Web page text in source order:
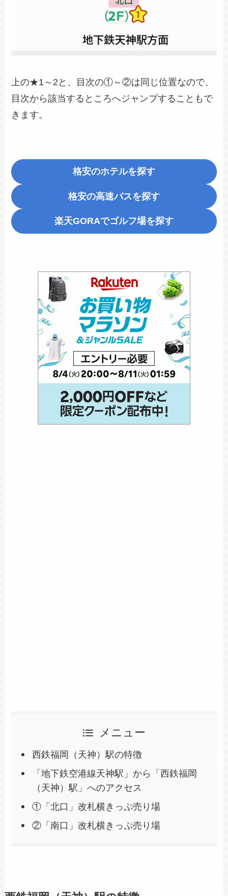
上の★1～2と、目次の①～②は同じ位置なので、
目次から該当するところへジャンプすることもで
きます。
格安のホテルを探す
格安の高速バスを探す
楽天GORAでゴルフ場を探す
メニュー
西鉄福岡（天神）駅の特徴
「地下鉄空港線天神駅」から「西鉄福岡
（天神）駅」へのアクセス
①「北口」改札横きっぷ売り場
②「南口」改札横きっぷ売り場